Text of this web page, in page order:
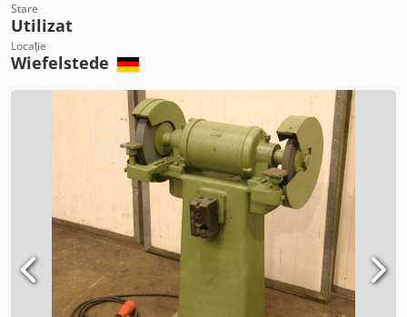
Stare
Utilizat
Locație
Wiefelstede